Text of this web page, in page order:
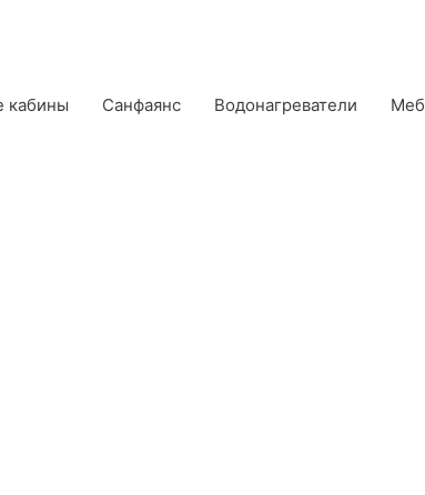
кабины Санфаянс Водонагреватели